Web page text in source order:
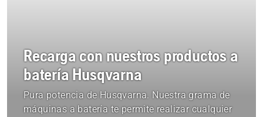
Recarga con nuestros productos a
batería Husqvarna
Pura potencia de Husqvarna. Nuestra grama de
máquinas a batería te permite realizar cualquier